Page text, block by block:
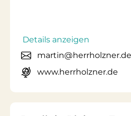
Details anzeigen
martin@herrholzner.de
www.herrholzner.de